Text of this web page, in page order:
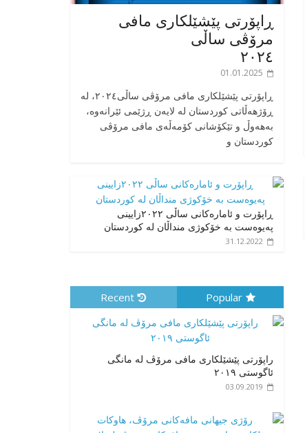
ڕاپۆرتی پێشێلکاری مافی
مرۆڤی ساڵی
٢٠٢٤
01.01.2025
‎ڕاپۆرتی پێشێلکاری مافی مرۆڤی ساڵی٢٠٢٤، له
ڕۆژهەڵاتی کوردستان له لایەن ڕژێمی ئێرانەوە،
بە‎هەوڵ و تێکۆشانی کۆمەڵەی مافی مرۆڤی
کوردستان و
ڕاپۆرت و ئامارەکانی ساڵی ٢٠٢٢زایینی
پەیوەست بە خۆکوژی منداڵان لە کوردستان
31.12.2022
Popular
Recent
راپۆرتی پێشێلكاری مافی مرۆڤ له‌ مانگی
ئاگوستی ٢٠١٩
03.09.2019